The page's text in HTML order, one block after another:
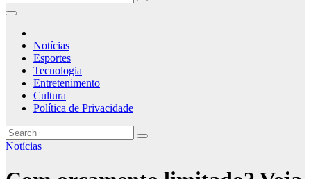
Notícias
Esportes
Tecnologia
Entretenimento
Cultura
Política de Privacidade
Notícias